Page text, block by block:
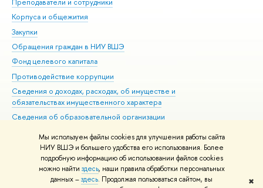
Мы используем файлы cookies для улучшения работы сайта
НИУ ВШЭ и большего удобства его использования. Более
подробную информацию об использовании файлов cookies
можно найти здесь, наши правила обработки персональных
данных –здесь. Продолжая пользоваться сайтом, вы
✖
Корпуса и общежития
Закупки
Обращения граждан в НИУ ВШЭ
Фонд целевого капитала
Противодействие коррупции
Сведения о доходах, расходах, об имуществе и
обязательствах имущественного характера
Сведения об образовательной организации
Людям с ограниченными возможностями здоровья
Единая платежная страница
Работа в Вышке